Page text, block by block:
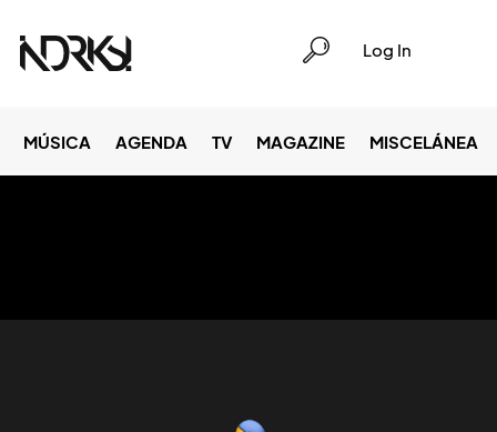
Log In
MÚSICA AGENDA TV MAGAZINE MISCELÁNEA